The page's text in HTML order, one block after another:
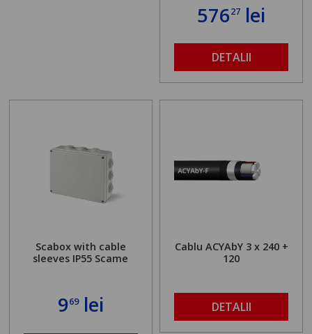
57627 lei
DETALII
Scabox with cable
sleeves IP55 Scame
969lei
Cablu ACYAbY 3 x 240 +
120
DETALII